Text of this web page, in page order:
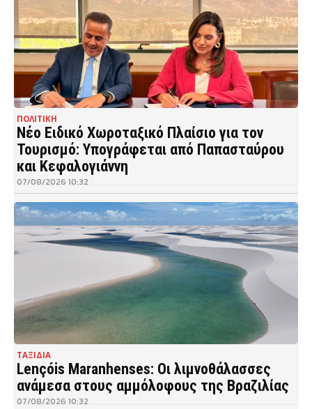
ΠΟΛΙΤΙΚΗ
Νέο Ειδικό Χωροταξικό Πλαίσιο για τον
Τουρισμό: Υπογράφεται από Παπασταύρου
και Κεφαλογιάννη
07/08/2026 10:32
ΤΑΞΙΔΙΑ
Lençóis Maranhenses: Οι λιμνοθάλασσες
ανάμεσα στους αμμόλοφους της Βραζιλίας
07/08/2026 10:32